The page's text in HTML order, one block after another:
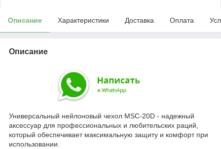
Описание Характеристики Доставка Оплата
Описание
Универсальный нейлоновый чехол MSC-20D - надежный
аксессуар для профессиональных и любительских раций,
который обеспечивает максимальную защиту и комфорт при
использовании.